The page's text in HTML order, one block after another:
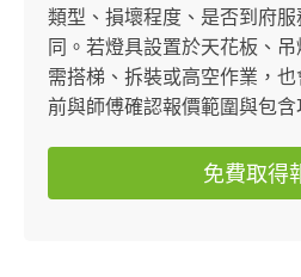
類型、損壞程度、是否到府
同。若燈具設置於天花板、
需搭梯、拆裝或高空作業，
前與師傅確認報價範圍與包含
免費取得